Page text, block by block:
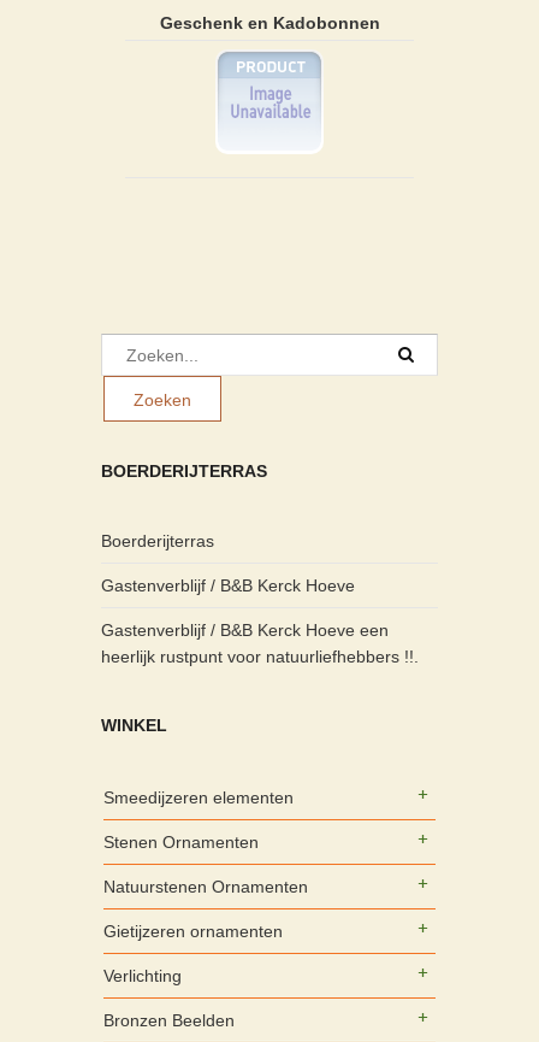
Geschenk en Kadobonnen
BOERDERIJTERRAS
Boerderijterras
Gastenverblijf / B&B Kerck Hoeve
Gastenverblijf / B&B Kerck Hoeve een
heerlijk rustpunt voor natuurliefhebbers !!.
WINKEL
Smeedijzeren elementen
Stenen Ornamenten
Natuurstenen Ornamenten
Gietijzeren ornamenten
Verlichting
Bronzen Beelden